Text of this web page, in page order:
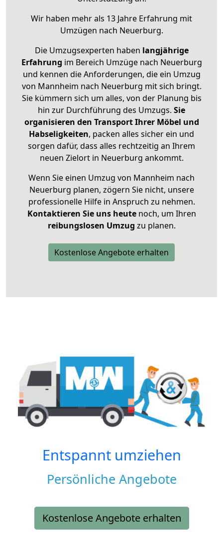
Wir haben mehr als 13 Jahre Erfahrung mit
Umzügen nach Neuerburg.
Die Umzugsexperten haben langjährige
Erfahrung im Bereich Umzüge nach Neuerburg
und kennen die Anforderungen, die ein Umzug
von Mannheim nach Neuerburg mit sich bringt.
Sie kümmern sich um alles, von der Planung bis
hin zur Durchführung des Umzugs. Sie
organisieren den Transport Ihrer Möbel und
Habseligkeiten, packen alles sicher ein und
sorgen dafür, dass alles rechtzeitig an Ihrem
neuen Zielort in Neuerburg ankommt.
Wenn Sie einen Umzug von Mannheim nach
Neuerburg planen, zögern Sie nicht, unsere
professionelle Hilfe in Anspruch zu nehmen.
Kontaktieren Sie uns heutenoch, um Ihren
reibungslosen Umzug zu planen.
Kostenlose Angebote erhalten
Entspannt umziehen
Persönliche Angebote
Kostenlose Angebote erhalten